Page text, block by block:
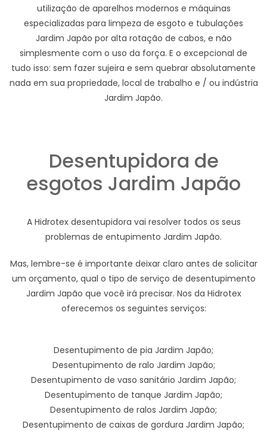
utilização de aparelhos modernos e máquinas
especializadas para limpeza de esgoto e tubulações
Jardim Japão por alta rotação de cabos, e não
simplesmente com o uso da força. E o excepcional de
tudo isso: sem fazer sujeira e sem quebrar absolutamente
nada em sua propriedade, local de trabalho e / ou indústria
Jardim Japão.
Desentupidora de
esgotos Jardim Japão
A Hidrotex desentupidora vai resolver todos os seus
problemas de entupimento Jardim Japão.
Mas, lembre-se é importante deixar claro antes de solicitar
um orçamento, qual o tipo de serviço de desentupimento
Jardim Japão que você irá precisar. Nos da Hidrotex
oferecemos os seguintes serviços:
Desentupimento de pia Jardim Japão;
Desentupimento de ralo Jardim Japão;
Desentupimento de vaso sanitário Jardim Japão;
Desentupimento de tanque Jardim Japão;
Desentupimento de ralos Jardim Japão;
Desentupimento de caixas de gordura Jardim Japão;